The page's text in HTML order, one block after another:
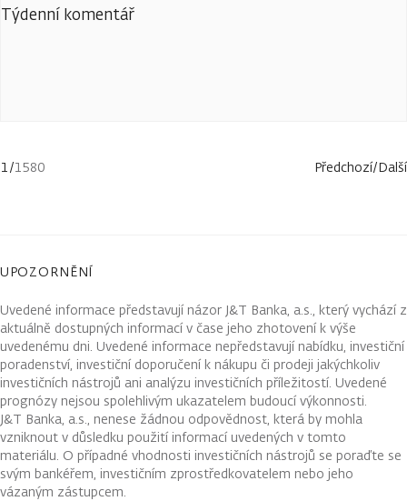
Týdenní komentář
1 /1580 Předchozí/Další
UPOZORNĚNÍ
Uvedené informace představují názor J&T Banka, a.s., který vychází z
aktuálně dostupných informací v čase jeho zhotovení k výše
uvedenému dni. Uvedené informace nepředstavují nabídku, investiční
poradenství, investiční doporučení k nákupu či prodeji jakýchkoliv
investičních nástrojů ani analýzu investičních příležitostí. Uvedené
prognózy nejsou spolehlivým ukazatelem budoucí výkonnosti.
J&T Banka, a.s., nenese žádnou odpovědnost, která by mohla
vzniknout v důsledku použití informací uvedených v tomto
materiálu. O případné vhodnosti investičních nástrojů se poraďte se
svým bankéřem, investičním zprostředkovatelem nebo jeho
vázaným zástupcem.